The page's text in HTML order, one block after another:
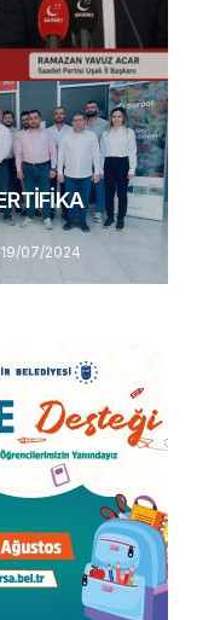
14/07/2026
19/07/2024